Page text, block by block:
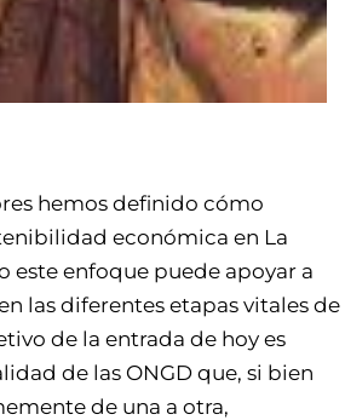
hemos definido cómo
económica en La
este enfoque puede apoyar a
las diferentes etapas vitales de
de la entrada de hoy es
de las ONGD que, si bien
de una a otra,